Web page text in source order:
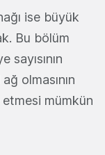
ise büyük
Bu bölüm
sayısının
olmasının
mümkün